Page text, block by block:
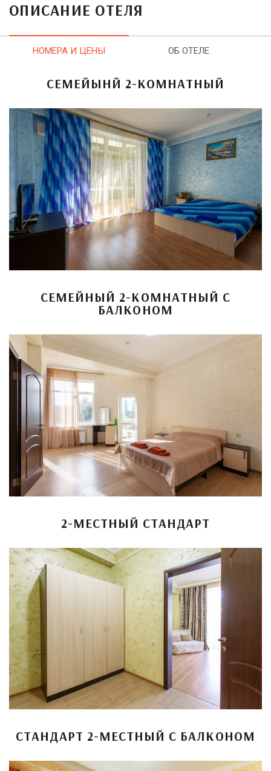
ОПИСАНИЕ ОТЕЛЯ
НОМЕРА И ЦЕНЫ ОБ ОТЕЛЕ
СЕМЕЙЫНЙ 2-КОМНАТНЫЙ
СЕМЕЙНЫЙ 2-КОМНАТНЫЙ С
БАЛКОНОМ
2-МЕСТНЫЙ СТАНДАРТ
СТАНДАРТ 2-МЕСТНЫЙ С БАЛКОНОМ